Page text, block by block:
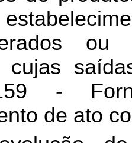
ou
cujas
-
de ato